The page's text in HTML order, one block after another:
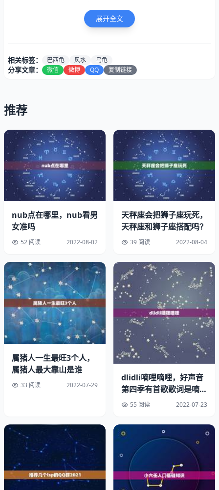
人的寿命可能会受到乌龟的影响。巴西龟不要了该怎么处
会出现莫名其妙和家里人吵架的事情，对家里不好，所以女
龟。乌龟怎样才算认可主人。
致男人在家里的地位变低，所以很多的对方都不会去娶养乌
龟的女人，所以女人要想嫁出去，不要养乌龟。
乌龟会让人变得懒惰，乌龟是一个慢性动物，主人会受乌龟
影响变得懒惰，让家庭条件走下破路。巴西龟会损吗。
养巴西龟吉利吗
2、家里养乌龟有什么说法？吉利还是不吉利？
吉利，一般代表，长寿，吉祥。如果有经常出差的家人，或
司机，空姐等，养只龟代表归来的意思。
展开全文
相关标签： 巴西龟 风水 乌龟
分享文章： 微信 微博 QQ 复制链接
推荐
nub点在哪里，nub看男
女准吗
52 阅读 2022-08-02
天秤座会把狮子座玩死，
天秤座和狮子座搭配吗？
39 阅读 2022-08-04
属猪人一生最旺3个人，
属猪人最大靠山是谁
33 阅读 2022-07-29
dlidli嘀哩嘀哩，好声音
第四季有首歌歌词是嘀哩
嘀哩嘀哩嘀哩嗒嗒，这
55 阅读 2022-07-23